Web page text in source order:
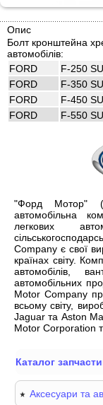
Опис
Болт кронштейна
автомобілів:
FORD
F-250
FORD
F-350
FORD
F-450
FORD
F-550
"Форд Мотор"
автомобільна
легкових
Company є свої
країнах світу.
автомобілів,
автомобільних
Motor Company
всьому світу,
Jaguar та Aston
Motor Corporation
Каталог
Аксесуари та